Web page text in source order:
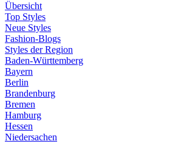
Übersicht
Top Styles
Neue Styles
Fashion-Blogs
Styles der Region
Baden-Württemberg
Bayern
Berlin
Brandenburg
Bremen
Hamburg
Hessen
Niedersachen